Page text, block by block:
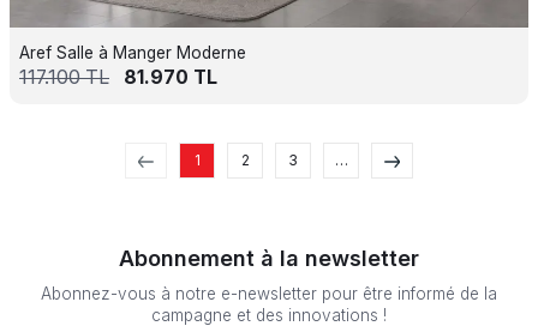
Aref Salle à Manger Moderne
117.100TL 81.970 TL
1 2 3 …
Abonnement à la newsletter
Abonnez-vous à notre e-newsletter pour être informé de la
campagne et des innovations !